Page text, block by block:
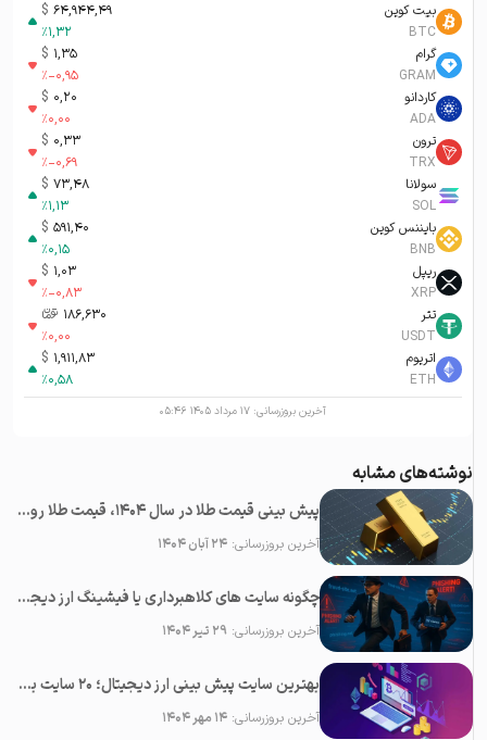
بیت کوین
BTC
64,944,49
$
%1,32
گرام
GRAM
1,35
$
%-0,95
کاردانو
ADA
0,20
$
%0,00
ترون
TRX
0,33
$
%-0,69
سولانا
SOL
73,48
$
%1,13
بایننس کوین
BNB
591,40
$
%0,15
ریپل
XRP
1,03
$
%-0,83
تتر
USDT
186,630 تومان-ء
%0,00
اتریوم
ETH
1,911,83
$
%0,58
آخرین بروزرسانی: ۱۷ مرداد ۱۴۰۵ ۰۵:۴۶
نوشته‌های مشابه
پیش بینی قیمت طلا در سال 1404، قیمت طلا روبه افزایش است یا کاهش؟
آخرین بروزرسانی:۲۴ آبان ۱۴۰۴
چگونه سایت های کلاهبرداری یا فیشینگ ارز دیجیتال را شناسایی کنیم؟
آخرین بروزرسانی:۲۹ تیر ۱۴۰۴
بهترین سایت پیش بینی ارز دیجیتال؛ ۲0 سایت برتر تحلیل کریپتو
آخرین بروزرسانی:۱۴ مهر ۱۴۰۴